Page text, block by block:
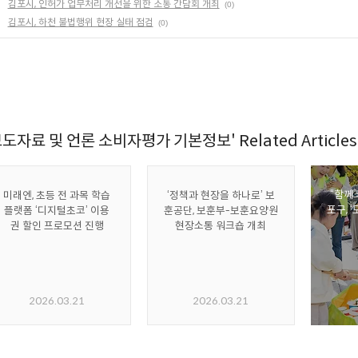
김포시, 인허가 업무처리 개선을 위한 소통 간담회 개최 (0)
김포시, 하천 불법행위 현장 실태 점검 (0)
자료 및 언론 소비자평가 기본정보' Related Articles
미래엔, 초등 전 과목 학습
플랫폼 ‘디지털초코’ 이용
권 할인 프로모션 진행
2026.03.21
‘정책과 현장을 하나로’ 보
훈공단, 보훈부-보훈요양원
현장소통 워크숍 개최
2026.03.21
“함께
포구, ‘